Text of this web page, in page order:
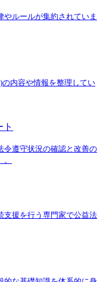
ルールが集約されていま
内容や情報を整理してい
令遵守状況の確認と改善の
支援を行う専門家で公益法